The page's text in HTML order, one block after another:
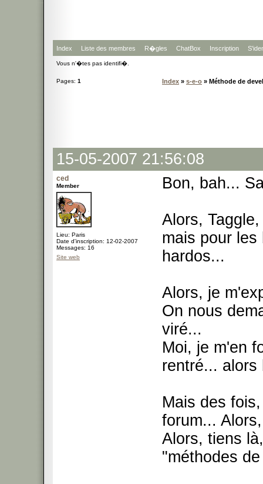
Index Liste des membres R�gles ChatBox Inscription
Vous n'�tes pas identifi�.
Pages: 1 Index » s-e-o » Méthode de
15-05-2007 21:56:08
ced
Member
Lieu: Paris
Date d'inscription: 12-02-2007
Messages: 16
Site web
Bon, bah...
Alors,
mais pour
hardos...
Alors, je
On nous
viré...
Moi, je m'en
rentré... alors
Mais des
forum...
Alors, tiens
"méthodes